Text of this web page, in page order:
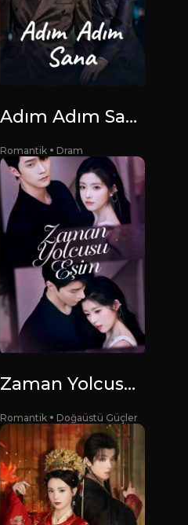
Adım Adım Sana
Romantik Dram
Zaman Yolcusu Eşim
Romantik Doğaüstü Güçler